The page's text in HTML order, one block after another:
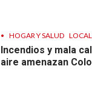
• HOGAR Y SALUD LOCAL
Incendios y mala
aire amenazan